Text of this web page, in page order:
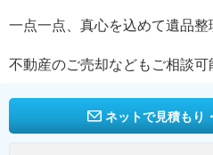
一点一点、真心を込めて遺品整
不動産のご売却などもご相談可
ネットで見積もり